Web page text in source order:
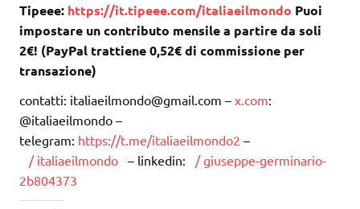
Tipeee: https://it.tipeee.com/italiaeilmondo Puoi
impostare un contributo mensile a partire da soli
2€! (PayPal trattiene 0,52€ di commissione per
transazione)
contatti: italiaeilmondo@gmail.com – x.com:
@italiaeilmondo –
telegram: https://t.me/italiaeilmondo2 –
/ italiaeilmondo – linkedin:
/ giuseppe-germinario-
2b804373